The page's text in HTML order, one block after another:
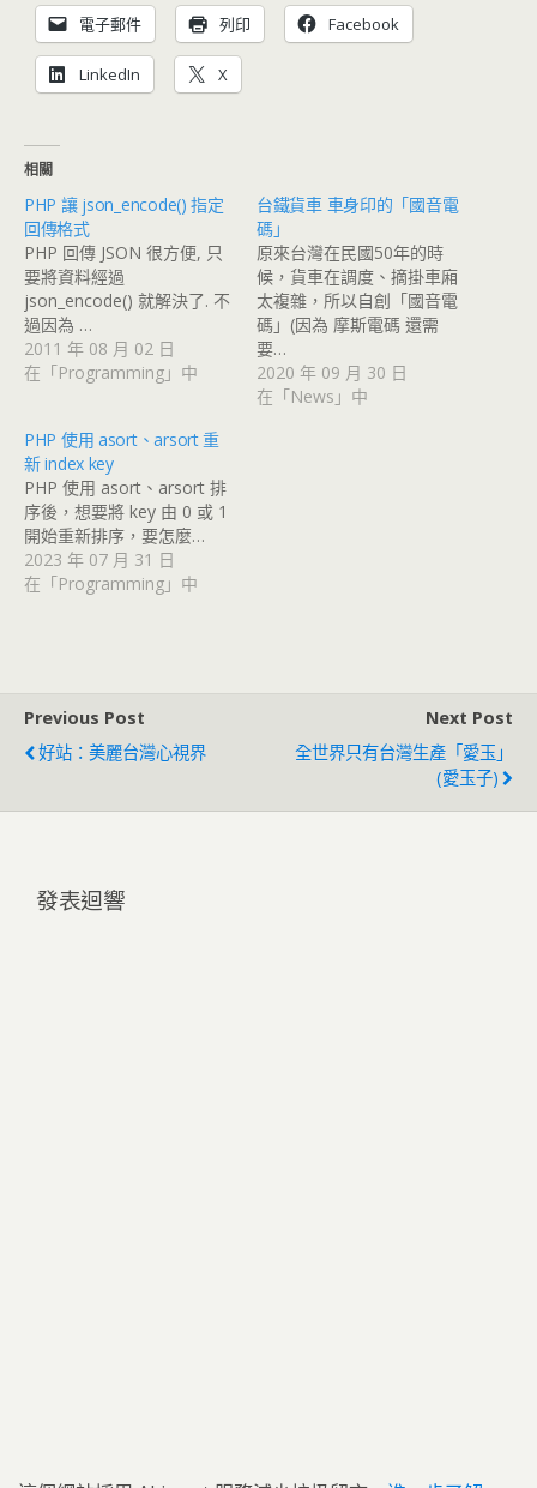
電子郵件 列印 Facebook
LinkedIn X
相關
PHP 讓 json_encode() 指定
回傳格式
PHP 回傳 JSON 很方便, 只
要將資料經過
json_encode() 就解決了. 不
過因為 …
2011 年 08 月 02 日
在「Programming」中
台鐵貨車 車身印的「國音電
碼」
原來台灣在民國50年的時
候，貨車在調度、摘掛車廂
太複雜，所以自創「國音電
碼」(因為 摩斯電碼 還需
要…
2020 年 09 月 30 日
在「News」中
PHP 使用 asort、arsort 重
新 index key
PHP 使用 asort、arsort 排
序後，想要將 key 由 0 或 1
開始重新排序，要怎麼…
2023 年 07 月 31 日
在「Programming」中
Previous Post
好站：美麗台灣心視界
Next Post
全世界只有台灣生產「愛玉」
(愛玉子)
發表迴響